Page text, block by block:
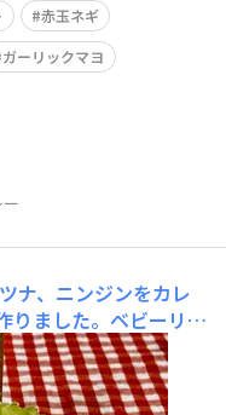
赤玉ネギ
ガーリックマヨ
ナ、ニンジンをカレ
りました。ベビーリー
ントを器に盛り、そ
食欲を刺激されました